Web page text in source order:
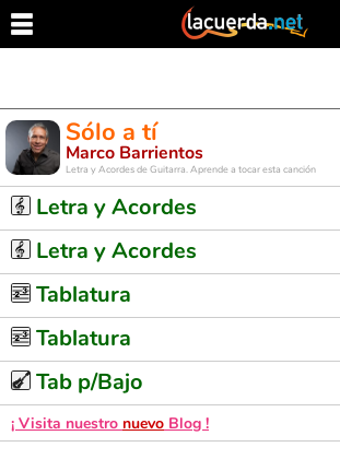
Sólo a tí
Marco Barrientos
Letra y Acordes de Guitarra. Aprende a tocar esta canción
Letra y Acordes
Letra y Acordes
Tablatura
Tablatura
Tab p/Bajo
¡ Visita nuestro nuevo Blog !